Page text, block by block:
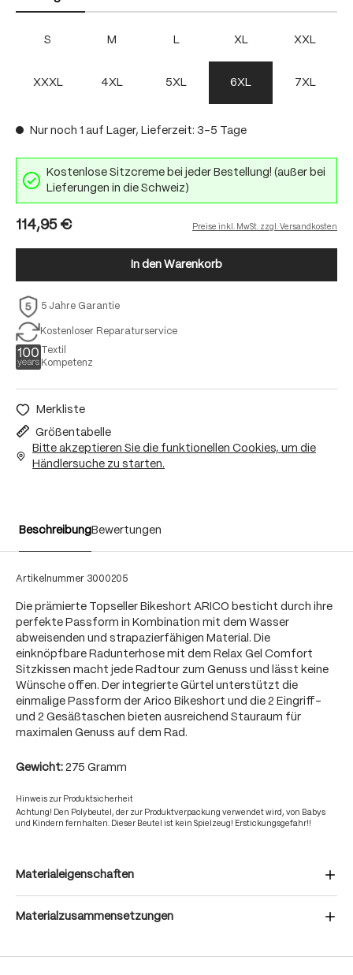
S M L XL XXL
XXXL 4XL 5XL 6XL 7XL
Nur noch 1 auf Lager, Lieferzeit: 3-5 Tage
Kostenlose Sitzcreme bei jeder Bestellung! (außer bei
Lieferungen in die Schweiz)
114,95 € Preise inkl. MwSt. zzgl. Versandkosten
In den Warenkorb
5 Jahre Garantie
Kostenloser Reparaturservice
Textil
Kompetenz
Merkliste
Größentabelle
Bitte akzeptieren Sie die funktionellen Cookies, um die
Händlersuche zu starten.
BeschreibungBewertungen
Artikelnummer 3000205
Die prämierte Topseller Bikeshort ARICO besticht durch ihre
perfekte Passform in Kombination mit dem Wasser
abweisenden und strapazierfähigen Material. Die
einknöpfbare Radunterhose mit dem Relax Gel Comfort
Sitzkissen macht jede Radtour zum Genuss und lässt keine
Wünsche offen. Der integrierte Gürtel unterstützt die
einmalige Passform der Arico Bikeshort und die 2 Eingriff-
und 2 Gesäßtaschen bieten ausreichend Stauraum für
maximalen Genuss auf dem Rad.
Gewicht: 275 Gramm
Hinweis zur Produktsicherheit
Achtung! Den Polybeutel, der zur Produktverpackung verwendet wird, von Babys
und Kindern fernhalten. Dieser Beutel ist kein Spielzeug! Erstickungsgefahr!!
Materialeigenschaften
Materialzusammensetzungen